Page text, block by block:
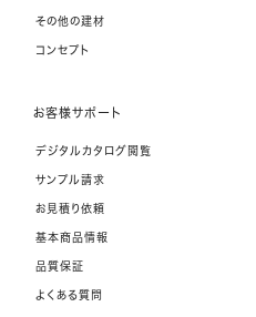
その他の建材
コンセプト
お客様サポート
デジタルカタログ閲覧
サンプル請求
お見積り依頼
基本商品情報
品質保証
よくある質問